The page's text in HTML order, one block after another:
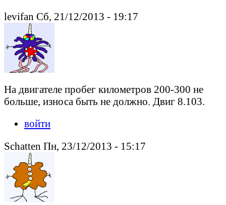
levifan Сб, 21/12/2013 - 19:17
На двигателе пробег километров 200-300 не
больше, износа быть не должно. Двиг 8.103.
войти
Schatten Пн, 23/12/2013 - 15:17